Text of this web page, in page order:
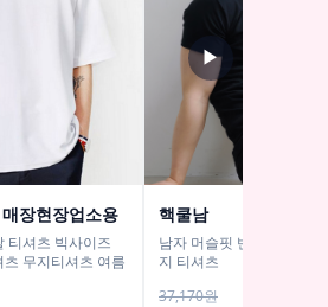
장현장업소용
티셔츠 빅사이즈
무지티셔츠 여름
핵쿨남
남자 머슬핏 반팔 어깨넓
지 티셔츠
37,170원
▶